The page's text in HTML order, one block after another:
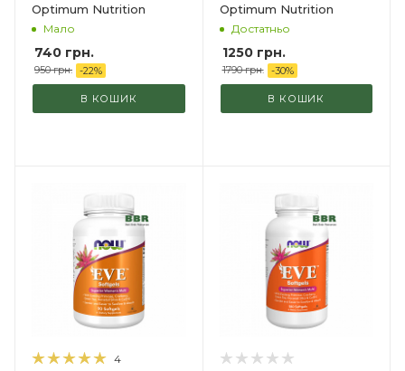
Optimum Nutrition
Мало
740 грн.
950грн. -22%
В КОШИК
Optimum Nutrition
Достатньо
1250 грн.
1790 грн. -30%
В КОШИК
4